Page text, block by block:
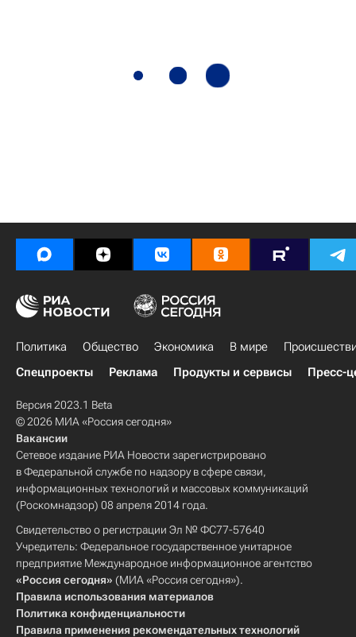
Политика Общество Экономика В мире
Спецпроекты
Реклама Продукты и сервисы Пресс-
Версия 2023.1 Beta
© 2026 МИА «Россия сегодня»
Вакансии
Сетевое издание РИА Новости зарегистрировано
в Федеральной службе по надзору в сфере связи,
информационных технологий и массовых коммуникаций
(Роскомнадзор) 08 апреля 2014 года.
Свидетельство о регистрации Эл № ФС77-57640
Учредитель: Федеральное государственное унитарное
предприятие Международное информационное агентство
«Россия сегодня» (МИА «Россия сегодня»).
Правила использования материалов
Политика конфиденциальности
Правила применения рекомендательных технологий